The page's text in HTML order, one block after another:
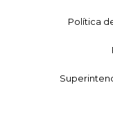
Política